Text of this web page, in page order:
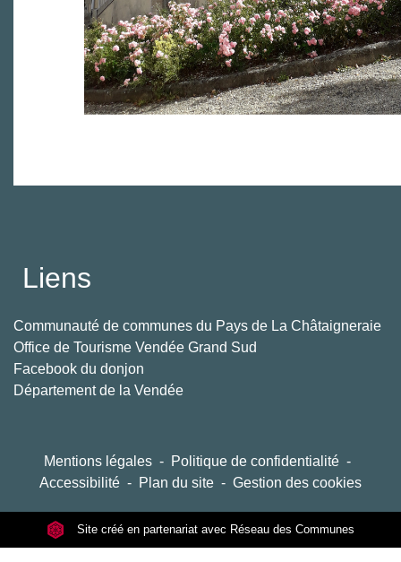
Liens
Communauté de communes du Pays de La Châtaigneraie
Office de Tourisme Vendée Grand Sud
Facebook du donjon
Département de la Vendée
Mentions légales - Politique de confidentialité -
Accessibilité - Plan du site - Gestion des cookies
Site créé en partenariat avec Réseau des Communes